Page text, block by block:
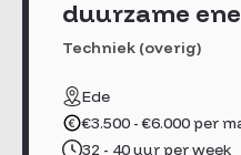
Junior
Senior
Senior+ / Lead
duurzame
Techniek (overig)
Ede
€3.500 - €6.000 per
32 - 40 uur per week